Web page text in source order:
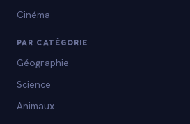
Cinéma
PAR CATÉGORIE
Géographie
Science
Animaux